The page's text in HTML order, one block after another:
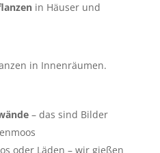
in Häuser und
in Innenräumen.
– das sind Bilder
oder Läden – wir gießen